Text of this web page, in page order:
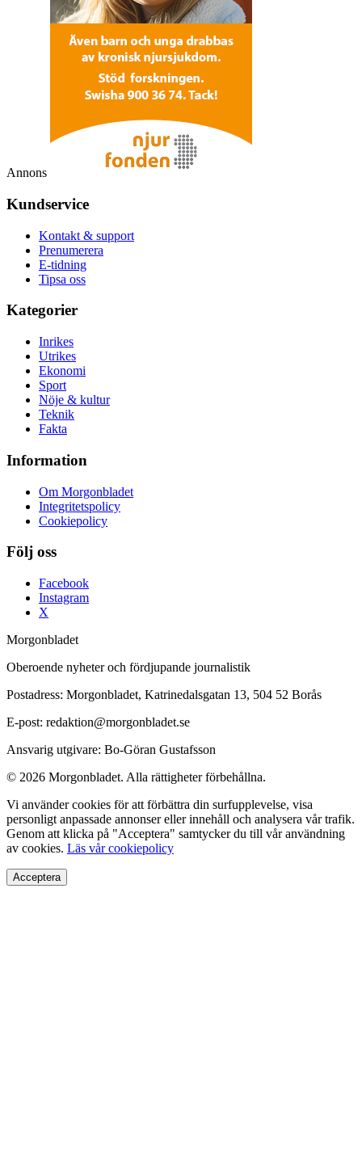
Annons
Kundservice
Kontakt & support
Prenumerera
E-tidning
Tipsa oss
Kategorier
Inrikes
Utrikes
Ekonomi
Sport
Nöje & kultur
Teknik
Fakta
Information
Om Morgonbladet
Integritetspolicy
Cookiepolicy
Följ oss
Facebook
Instagram
X
Morgonbladet
Oberoende nyheter och fördjupande journalistik
Postadress: Morgonbladet, Katrinedalsgatan 13, 504 52 Borås
E-post: redaktion@morgonbladet.se
Ansvarig utgivare: Bo-Göran Gustafsson
© 2026 Morgonbladet. Alla rättigheter förbehållna.
Vi använder cookies för att förbättra din surfupplevelse, visa
personligt anpassade annonser eller innehåll och analysera vår trafik.
Genom att klicka på "Acceptera" samtycker du till vår användning
av cookies. Läs vår cookiepolicy
Acceptera